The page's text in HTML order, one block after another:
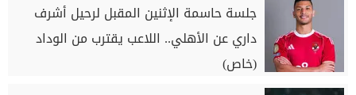
جلسة حاسمة الإثنين المقبل لرحيل أشرف
داري عن الأهلي.. اللاعب يقترب من الوداد
(خاص)